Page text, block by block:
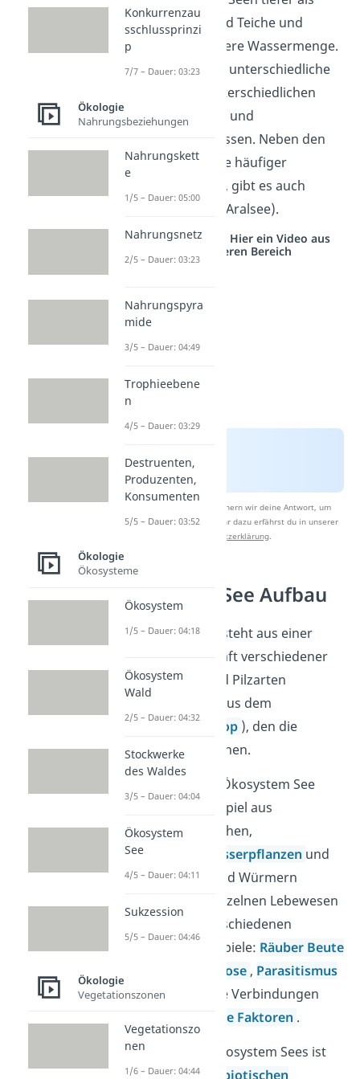
Tümpel, Weiher und Teiche und
besitzen eine größere Wassermenge.
Dadurch haben sie unterschiedliche
Zonen mit sehr unterschiedlichen
Temperatur-, Licht- und
Nährstoffverhältnissen. Neben den
Süßwasserseen, die häufiger
betrachtet werden, gibt es auch
Salzseen (Beispiel: Aralsee).
Studyflix vernetzt: Hier ein Video aus
einem anderen Bereich
Nach Beantwortung speichern wir deine Antwort, um
Studyflix zu verbessern. Mehr dazu erfährst du in unserer
Datenschutzerklärung.
Ökosystem See Aufbau
EinÖkosystem
besteht aus einer
Lebensgemeinschaft verschiedener
Tier-, Pflanzen- und Pilzarten
) und aus dem
Lebensraum (Biotop ), den die
Lebewesen bewohnen.
im Ökosystem See
setzt sich zum Beispiel aus
verschiedenen Fischen,
Wasservögeln,
Wasserpflanzen und
Algen, Fröschen und Würmern
zusammen. Die einzelnen Lebewesen
stehen allen in verschiedenen
Beziehungen (Beispiele: Räuber Beute
Symbiose , Parasitismus
) zueinander. Diese Verbindungen
biotische Faktoren .
DasBiotop
des Ökosystem Sees ist
geprägt von den
abiotischen
Konkurrenzau
sschlussprinzi
p
7/7 – Dauer: 03:23
Ökologie
Nahrungsbeziehungen
Nahrungskett
e
1/5 – Dauer: 05:00
Nahrungsnetz
2/5 – Dauer: 03:23
Nahrungspyra
mide
3/5 – Dauer: 04:49
Trophieebene
n
4/5 – Dauer: 03:29
Destruenten,
Produzenten,
Konsumenten
5/5 – Dauer: 03:52
Ökologie
Ökosysteme
Ökosystem
1/5 – Dauer: 04:18
Ökosystem
Wald
2/5 – Dauer: 04:32
Stockwerke
des Waldes
3/5 – Dauer: 04:04
Ökosystem
See
4/5 – Dauer: 04:11
Sukzession
5/5 – Dauer: 04:46
Ökologie
Vegetationszonen
Vegetationszo
nen
1/6 – Dauer: 04:44